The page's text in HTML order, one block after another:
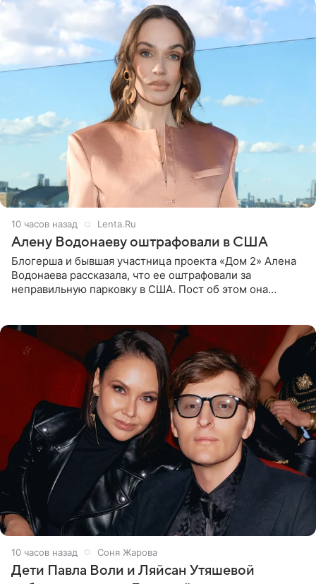
10 часов назад Lenta.Ru
Алену Водонаеву оштрафовали в США
Блогерша и бывшая участница проекта «Дом 2» Алена
Водонаева рассказала, что ее оштрафовали за
неправильную парковку в США. Пост об этом она
10 часов назад Соня Жарова
Дети Павла Воли и Ляйсан Утяшевой